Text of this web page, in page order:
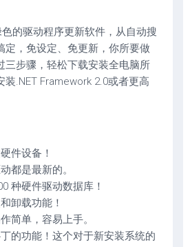
的驱动程序更新软件，从自动搜
定，免设定、免更新，你所要做
三步骤，轻松下载安装全电脑所
装.NET Framework 2.0或者更高
件设备！
都是最新的。
种硬件驱动数据库！
卸载功能！
简单，容易上手。
的功能！这个对于新安装系统的